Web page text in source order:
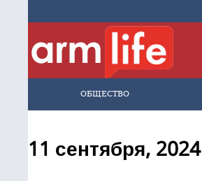
ОБЩЕСТВО
11 сентября, 2024